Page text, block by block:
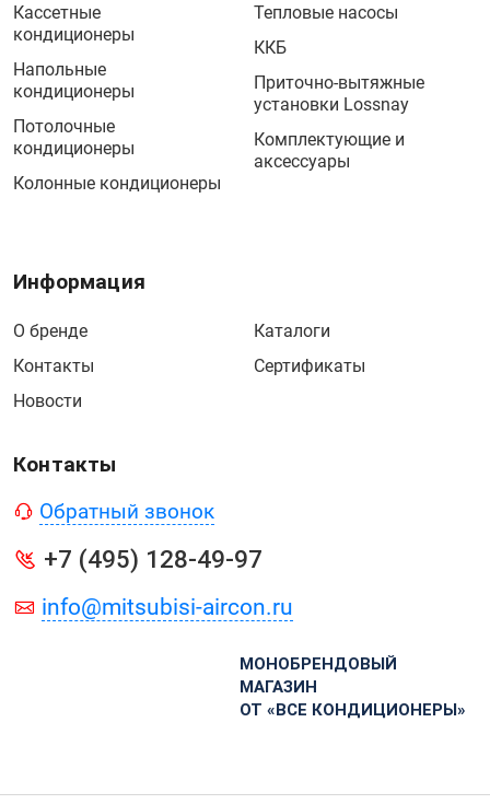
Кассетные
кондиционеры
Напольные
кондиционеры
Потолочные
кондиционеры
Колонные кондиционеры
Тепловые насосы
ККБ
Приточно-вытяжные
установки Lossnay
Комплектующие и
аксессуары
Информация
О бренде
Контакты
Новости
Каталоги
Сертификаты
Контакты
Обратный звонок
+7 (495) 128-49-97
info@mitsubisi-aircon.ru
МОНОБРЕНДОВЫЙ
МАГАЗИН
ОТ «ВСЕ КОНДИЦИОНЕРЫ»